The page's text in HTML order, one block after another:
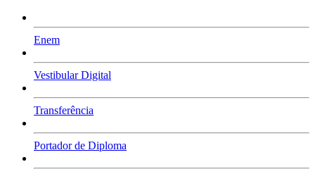
Enem
Vestibular Digital
Transferência
Portador de Diploma